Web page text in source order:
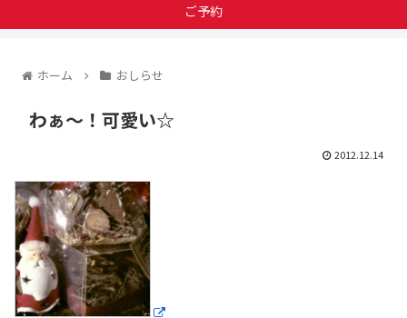
ご予約
ホーム おしらせ
わぁ〜！可愛い☆
2012.12.14